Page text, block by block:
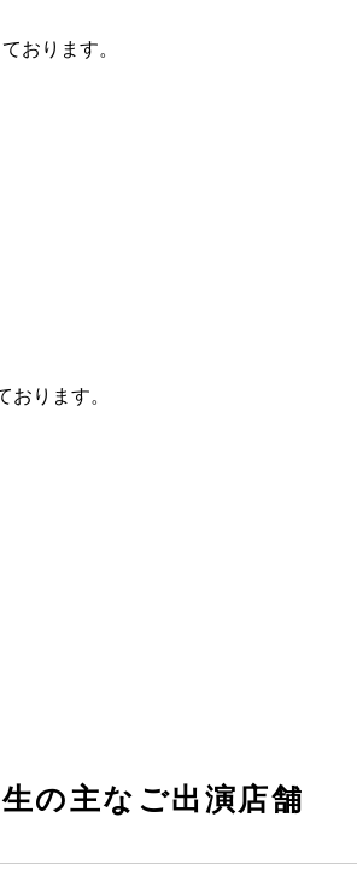
おります。
おります。
の主なご出演店舗